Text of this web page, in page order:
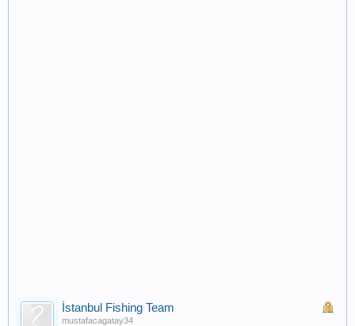
İstanbul Fishing Team
mustafacagatay34